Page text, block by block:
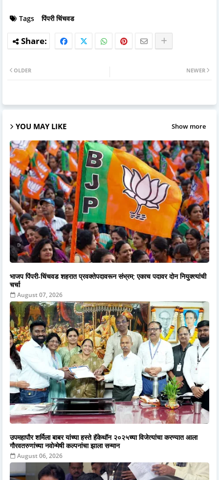
Tags पिंपरी चिंचवड
NEWER
OLDER
YOU MAY LIKE Show more
भाजप पिंपरी-चिंचवड शहरात प्रवक्तेपदावरून संभ्रम; एकाच पदावर दोन नियुक्त्यांची
चर्चा
August 07, 2026
उपमहापौर शर्मिला बाबर यांच्या हस्ते हॅकेथॉन २०२५च्या विजेत्यांचा करण्यात आला
गौरवतरुणांच्या नवोन्मेषी कल्पनांचा झाला सन्मान
August 06, 2026